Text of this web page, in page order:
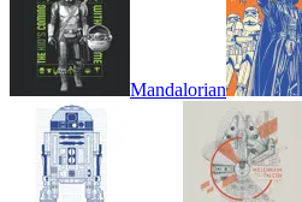
Mandalorian